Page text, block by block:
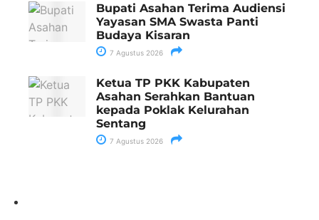
Bupati Asahan Terima Audiensi
Yayasan SMA Swasta Panti
Budaya Kisaran
7 Agustus 2026
Ketua TP PKK Kabupaten
Asahan Serahkan Bantuan
kepada Poklak Kelurahan
Sentang
7 Agustus 2026